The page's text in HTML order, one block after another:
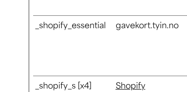
_shopify_essential gavekort.tyin.no
_shopify_s [x4]
Shopify